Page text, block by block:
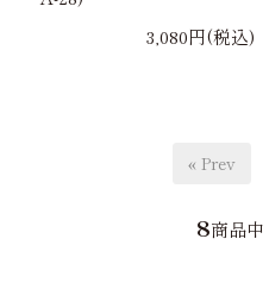
3,080円(税込)
« Prev
8商品中